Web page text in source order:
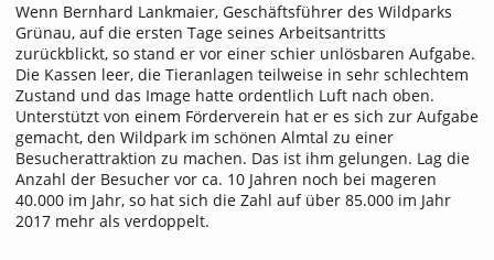
Wenn Bernhard Lankmaier, Geschäftsführer des Wildparks
Grünau, auf die ersten Tage seines Arbeitsantritts
zurückblickt, so stand er vor einer schier unlösbaren Aufgabe.
Die Kassen leer, die Tieranlagen teilweise in sehr schlechtem
Zustand und das Image hatte ordentlich Luft nach oben.
Unterstützt von einem Förderverein hat er es sich zur Aufgabe
gemacht, den Wildpark im schönen Almtal zu einer
Besucherattraktion zu machen. Das ist ihm gelungen. Lag die
Anzahl der Besucher vor ca. 10 Jahren noch bei mageren
40.000 im Jahr, so hat sich die Zahl auf über 85.000 im Jahr
2017 mehr als verdoppelt.